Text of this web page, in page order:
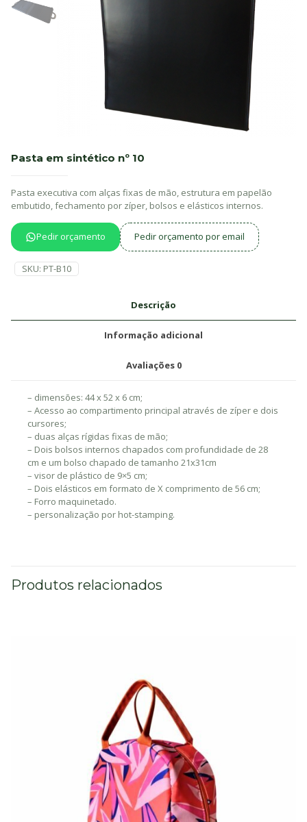
Pasta em sintético nº 10
Pasta executiva com alças fixas de mão, estrutura em papelão
embutido, fechamento por zíper, bolsos e elásticos internos.
Pedir orçamento Pedir orçamento por email
SKU: PT-B10
Descrição
Informação adicional
Avaliações 0
– dimensões: 44 x 52 x 6 cm;
– Acesso ao compartimento principal através de zíper e dois
cursores;
– duas alças rígidas fixas de mão;
– Dois bolsos internos chapados com profundidade de 28
cm e um bolso chapado de tamanho 21x31cm
– visor de plástico de 9×5 cm;
– Dois elásticos em formato de X comprimento de 56 cm;
– Forro maquinetado.
– personalização por hot-stamping.
Produtos relacionados